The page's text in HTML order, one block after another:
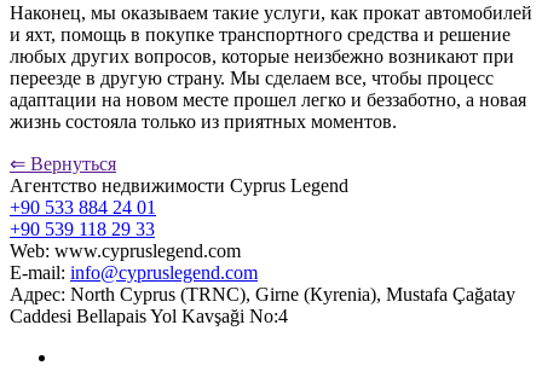
Наконец, мы оказываем такие услуги, как прокат автомобилей
и яхт, помощь в покупке транспортного средства и решение
любых других вопросов, которые неизбежно возникают при
переезде в другую страну. Мы сделаем все, чтобы процесс
адаптации на новом месте прошел легко и беззаботно, а новая
жизнь состояла только из приятных моментов.
⇐ Вернуться
Агентство недвижимости Cyprus Legend
+90 533 884 24 01
+90 539 118 29 33
Web: www.cypruslegend.com
E-mail: info@cypruslegend.com
Адрес: North Cyprus (ТRNC), Girne (Кyrenia), Mustafa Çağatay
Caddesi Bellapais Yol Kavşaği No:4